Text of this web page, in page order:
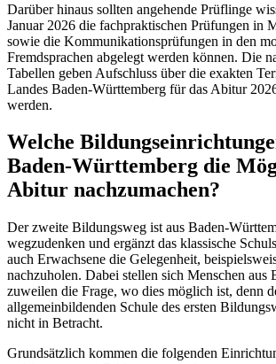
Darüber hinaus sollten angehende Prüflinge
Januar 2026 die fachpraktischen Prüfungen in
sowie die Kommunikationsprüfungen in den
Fremdsprachen abgelegt werden können. Die
Tabellen geben Aufschluss über die exakten
Landes Baden-Württemberg für das Abitur
werden.
Welche
Baden-Württemberg die
Abitur nachzumachen?
Der zweite Bildungsweg ist aus Baden-
wegzudenken und ergänzt das klassische
auch Erwachsene die Gelegenheit,
nachzuholen. Dabei stellen sich Menschen aus
zuweilen die Frage, wo dies möglich ist, denn
allgemeinbildenden Schule des ersten
nicht in Betracht.
Grundsätzlich kommen die folgenden